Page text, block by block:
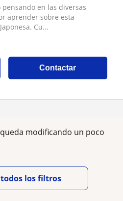
en las diversas
aprender sobre esta
Cu...
Contactar
modificando un poco
los filtros